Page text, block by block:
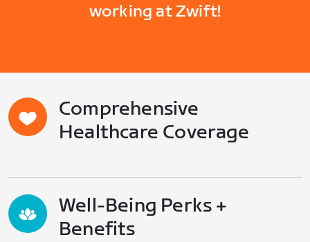
working at Zwift!
Comprehensive
Healthcare Coverage
Well-Being Perks +
Benefits